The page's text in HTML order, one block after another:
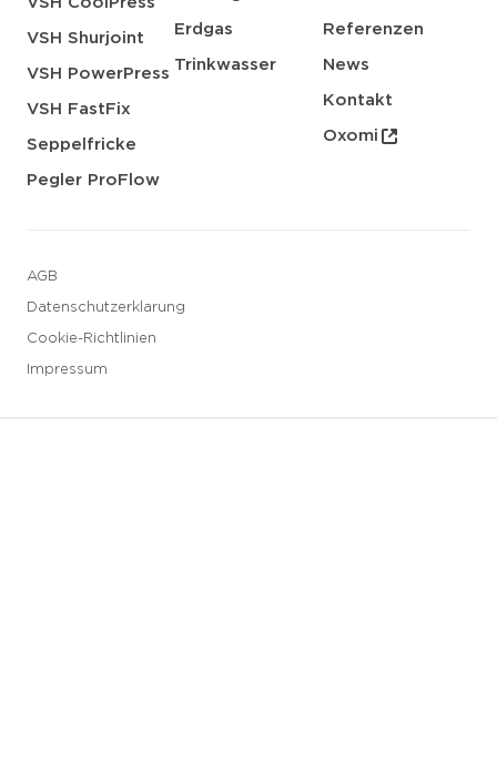
VSH Shurjoint
VSH PowerPress
VSH FastFix
Seppelfricke
Pegler ProFlow
Erdgas
Trinkwasser
Referenzen
News
Kontakt
Oxomi
AGB
Datenschutzerklarung
Cookie-Richtlinien
Impressum